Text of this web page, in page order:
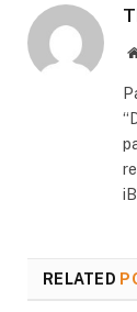
RELATED